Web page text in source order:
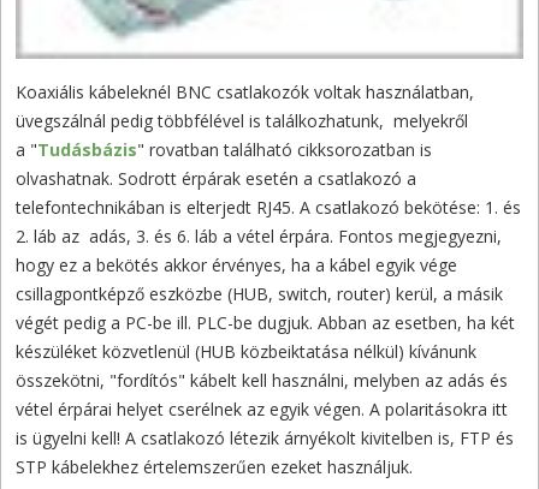
Koaxiális kábeleknél BNC csatlakozók voltak használatban,
üvegszálnál pedig többfélével is találkozhatunk, melyekről
a "Tudásbázis" rovatban található cikksorozatban is
olvashatnak. Sodrott érpárak esetén a csatlakozó a
telefontechnikában is elterjedt RJ45. A csatlakozó bekötése: 1. és
2. láb az adás, 3. és 6. láb a vétel érpára. Fontos megjegyezni,
hogy ez a bekötés akkor érvényes, ha a kábel egyik vége
csillagpontképző eszközbe (HUB, switch, router) kerül, a másik
végét pedig a PC-be ill. PLC-be dugjuk. Abban az esetben, ha két
készüléket közvetlenül (HUB közbeiktatása nélkül) kívánunk
összekötni, "fordítós" kábelt kell használni, melyben az adás és
vétel érpárai helyet cserélnek az egyik végen. A polaritásokra itt
is ügyelni kell! A csatlakozó létezik árnyékolt kivitelben is, FTP és
STP kábelekhez értelemszerűen ezeket használjuk.